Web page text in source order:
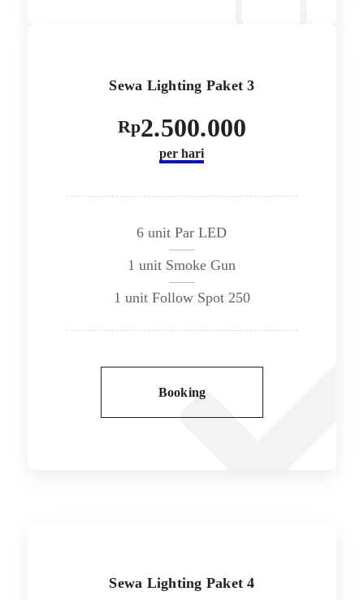
Sewa Lighting Paket 3
Rp2.500.000
per hari
6 unit Par LED
1 unit Smoke Gun
1 unit Follow Spot 250
Booking
Sewa Lighting Paket 4